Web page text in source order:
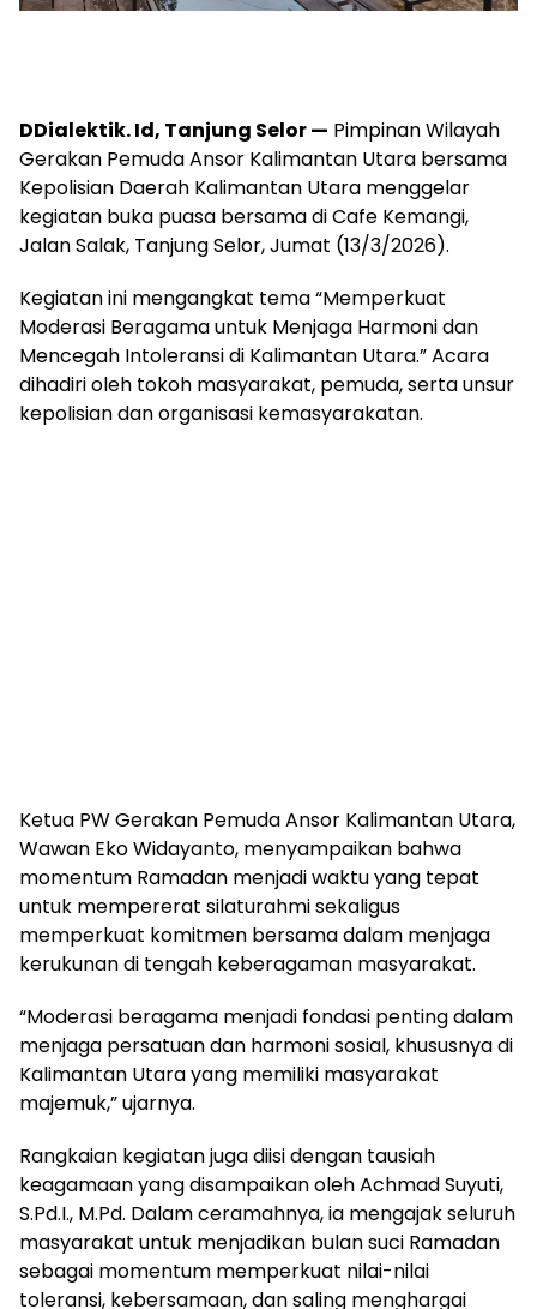
DDialektik. Id, Tanjung Selor — Pimpinan Wilayah
Gerakan Pemuda Ansor Kalimantan Utara bersama
Kepolisian Daerah Kalimantan Utara menggelar
kegiatan buka puasa bersama di Cafe Kemangi,
Jalan Salak, Tanjung Selor, Jumat (13/3/2026).
Kegiatan ini mengangkat tema “Memperkuat
Moderasi Beragama untuk Menjaga Harmoni dan
Mencegah Intoleransi di Kalimantan Utara.” Acara
dihadiri oleh tokoh masyarakat, pemuda, serta unsur
kepolisian dan organisasi kemasyarakatan.
Ketua PW Gerakan Pemuda Ansor Kalimantan Utara,
Wawan Eko Widayanto, menyampaikan bahwa
momentum Ramadan menjadi waktu yang tepat
untuk mempererat silaturahmi sekaligus
memperkuat komitmen bersama dalam menjaga
kerukunan di tengah keberagaman masyarakat.
“Moderasi beragama menjadi fondasi penting dalam
menjaga persatuan dan harmoni sosial, khususnya di
Kalimantan Utara yang memiliki masyarakat
majemuk,” ujarnya.
Rangkaian kegiatan juga diisi dengan tausiah
keagamaan yang disampaikan oleh Achmad Suyuti,
S.Pd.I., M.Pd. Dalam ceramahnya, ia mengajak seluruh
masyarakat untuk menjadikan bulan suci Ramadan
sebagai momentum memperkuat nilai-nilai
toleransi, kebersamaan, dan saling menghargai